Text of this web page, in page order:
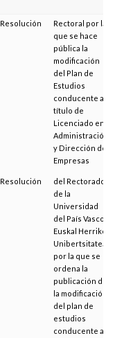
Resolución
Rectoral por la
que se hace
pública la
modificación
del Plan de
Estudios
conducente al
título de
Licenciado en
Administración
y Dirección de
Empresas
Resolución
del Rectorado
de la
Universidad
del País Vasco /
Euskal Herriko
Unibertsitatea,
por la que se
ordena la
publicación de
la modificación
del plan de
estudios
conducente a